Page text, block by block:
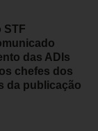
STF
das ADIs
chefes dos
da publicação